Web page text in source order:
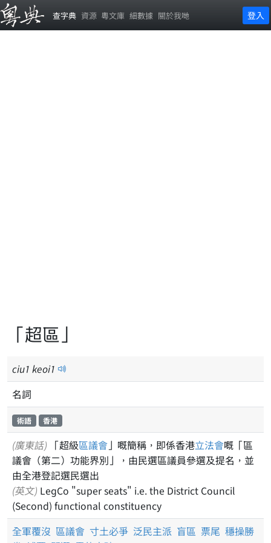
查字典 資源 粵文庫 細數據 關於我哋 登入
「超區」
ciu1 keoi1
名詞
術語 香港
(廣東話) 「超級區議會 」嘅簡稱，即係香港立法會嘅「區
議會（第二）功能界別」，由民選區議員參選及提名，並
由全港登記選民選出
(英文) LegCo "super seats" i.e. the District Council
(Second) functional constituency
全軍覆沒 區議會 寸土必爭 泛民主派 盲區 票尾 穩操勝